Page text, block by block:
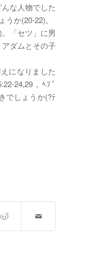
な人物でした
か(20-22)。
「セツ」に男
ダムとその子
になりました
24,29，ﾍﾌﾞ
でしょうか(?ﾃ